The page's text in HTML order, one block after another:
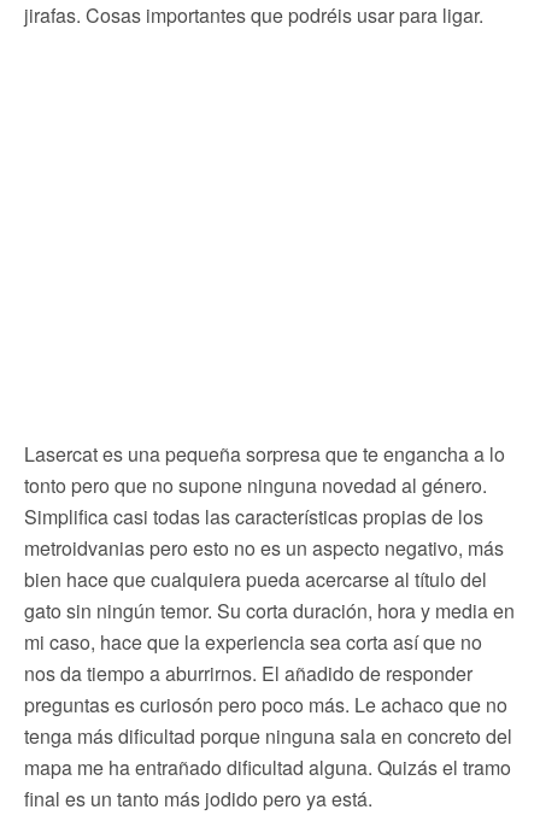
jirafas. Cosas importantes que podréis usar para ligar.
Lasercat es una pequeña sorpresa que te engancha a lo
tonto pero que no supone ninguna novedad al género.
Simplifica casi todas las características propias de los
metroidvanias pero esto no es un aspecto negativo, más
bien hace que cualquiera pueda acercarse al título del
gato sin ningún temor. Su corta duración, hora y media en
mi caso, hace que la experiencia sea corta así que no
nos da tiempo a aburrirnos. El añadido de responder
preguntas es curiosón pero poco más. Le achaco que no
tenga más dificultad porque ninguna sala en concreto del
mapa me ha entrañado dificultad alguna. Quizás el tramo
final es un tanto más jodido pero ya está.